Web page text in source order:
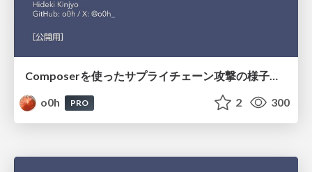
Composerを使ったサプライチェーン攻撃の様子を眺めてみる #phpstudy
o0h
PRO 2 300